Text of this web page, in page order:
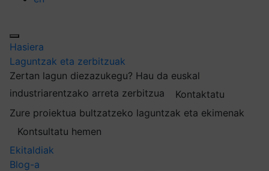
Hasiera
Laguntzak eta zerbitzuak
Zertan lagun diezazukegu? Hau da euskal
industriarentzako arreta zerbitzua
Kontaktatu
Zure proiektua bultzatzeko laguntzak eta ekimenak
Kontsultatu hemen
Ekitaldiak
Blog-a